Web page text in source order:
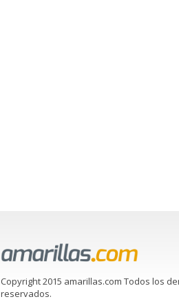
Copyright 2015 amarillas.com Todos los
reservados.